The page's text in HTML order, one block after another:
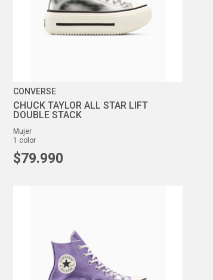
CONVERSE
CHUCK TAYLOR ALL STAR LIFT
DOUBLE STACK
mujer
1 color
$79.990